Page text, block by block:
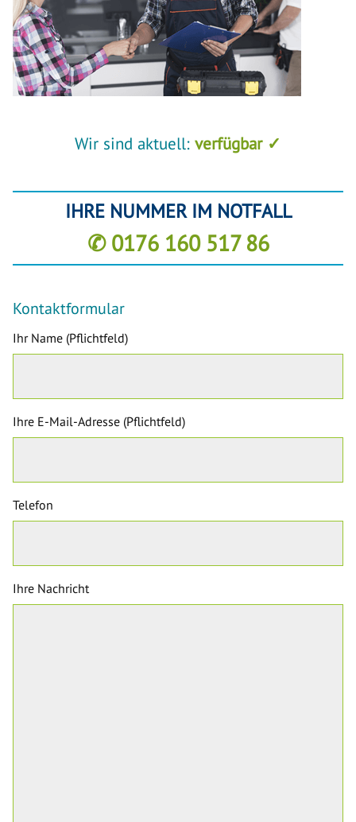
Wir sind aktuell: verfügbar ✓
IHRE NUMMER IM NOTFALL
✆ 0176 160 517 86
Kontaktformular
Ihr Name (Pflichtfeld)
Ihre E-Mail-Adresse (Pflichtfeld)
Telefon
Ihre Nachricht